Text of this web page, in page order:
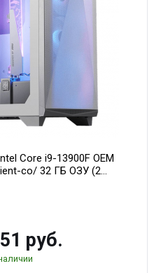
Core i9-13900F OEM
co/ 32 ГБ ОЗУ (2
AERO OC 16GB GDDR7
руб.